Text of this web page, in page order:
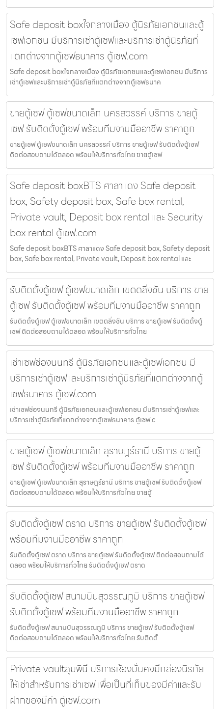
Safe deposit boxใจกลางเมือง ตู้นิรภัยเอกชนและตู้
เซฟเอกชน มีบริการเช่าตู้เซฟและบริการเช่าตู้นิรภัยที่
แตกต่างจากตู้เซฟธนาคาร ตู้เซฟ.com
Safe deposit boxใจกลางเมือง ตู้นิรภัยเอกชนและตู้เซฟเอกชน มีบริการ
เช่าตู้เซฟและบริการเช่าตู้นิรภัยที่แตกต่างจากตู้เซฟธนาค
ขายตู้เซฟ ตู้เซฟขนาดเล็ก นครสวรรค์ บริการ ขายตู้
เซฟ รับติดตั้งตู้เซฟ พร้อมทีมงานมืออาชีพ ราคาถูก
ขายตู้เซฟ ตู้เซฟขนาดเล็ก นครสวรรค์ บริการ ขายตู้เซฟ รับติดตั้งตู้เซฟ
ติดต่อสอบถามได้ตลอด พร้อมให้บริการทั่วไทย ขายตู้เซฟ
Safe deposit boxBTS ศาลาแดง Safe deposit
box, Safety deposit box, Safe box rental,
Private vault, Deposit box rental และ Security
box rental ตู้เซฟ.com
Safe deposit boxBTS ศาลาแดง Safe deposit box, Safety deposit
box, Safe box rental, Private vault, Deposit box rental และ
รับติดตั้งตู้เซฟ ตู้เซฟขนาดเล็ก เขตตลิ่งชัน บริการ ขาย
ตู้เซฟ รับติดตั้งตู้เซฟ พร้อมทีมงานมืออาชีพ ราคาถูก
รับติดตั้งตู้เซฟ ตู้เซฟขนาดเล็ก เขตตลิ่งชัน บริการ ขายตู้เซฟ รับติดตั้งตู้
เซฟ ติดต่อสอบถามได้ตลอด พร้อมให้บริการทั่วไทย
เช่าเซฟช่องนนทรี ตู้นิรภัยเอกชนและตู้เซฟเอกชน มี
บริการเช่าตู้เซฟและบริการเช่าตู้นิรภัยที่แตกต่างจากตู้
เซฟธนาคาร ตู้เซฟ.com
เช่าเซฟช่องนนทรี ตู้นิรภัยเอกชนและตู้เซฟเอกชน มีบริการเช่าตู้เซฟและ
บริการเช่าตู้นิรภัยที่แตกต่างจากตู้เซฟธนาคาร ตู้เซฟ.c
ขายตู้เซฟ ตู้เซฟขนาดเล็ก สุราษฎร์ธานี บริการ ขายตู้
เซฟ รับติดตั้งตู้เซฟ พร้อมทีมงานมืออาชีพ ราคาถูก
ขายตู้เซฟ ตู้เซฟขนาดเล็ก สุราษฎร์ธานี บริการ ขายตู้เซฟ รับติดตั้งตู้เซฟ
ติดต่อสอบถามได้ตลอด พร้อมให้บริการทั่วไทย ขายตู้
รับติดตั้งตู้เซฟ ตราด บริการ ขายตู้เซฟ รับติดตั้งตู้เซฟ
พร้อมทีมงานมืออาชีพ ราคาถูก
รับติดตั้งตู้เซฟ ตราด บริการ ขายตู้เซฟ รับติดตั้งตู้เซฟ ติดต่อสอบถามได้
ตลอด พร้อมให้บริการทั่วไทย รับติดตั้งตู้เซฟ ตราด
รับติดตั้งตู้เซฟ สนามบินสุวรรณภูมิ บริการ ขายตู้เซฟ
รับติดตั้งตู้เซฟ พร้อมทีมงานมืออาชีพ ราคาถูก
รับติดตั้งตู้เซฟ สนามบินสุวรรณภูมิ บริการ ขายตู้เซฟ รับติดตั้งตู้เซฟ
ติดต่อสอบถามได้ตลอด พร้อมให้บริการทั่วไทย รับติดตั้
Private vaultลุมพินี บริการห้องมั่นคงมีกล่องนิรภัย
ให้เช่าสำหรับการเช่าเซฟ เพื่อเป็นที่เก็บของมีค่าและรับ
ฝากของมีค่า ตู้เซฟ.com